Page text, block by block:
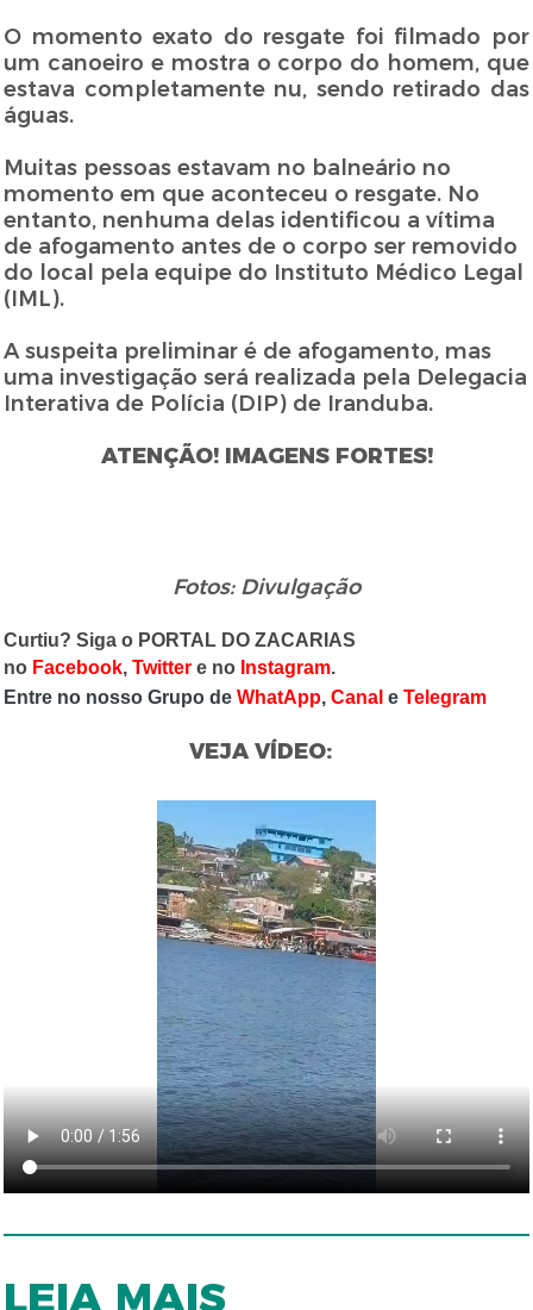
O momento exato do resgate foi filmado por
um canoeiro e mostra o corpo do homem, que
estava completamente nu, sendo retirado das
águas.
Muitas pessoas estavam no balneário no
momento em que aconteceu o resgate. No
entanto, nenhuma delas identificou a vítima
de afogamento antes de o corpo ser removido
do local pela equipe do Instituto Médico Legal
(IML).
A suspeita preliminar é de afogamento, mas
uma investigação será realizada pela Delegacia
Interativa de Polícia (DIP) de Iranduba.
ATENÇÃO! IMAGENS FORTES!
Fotos: Divulgação
Curtiu? Siga o PORTAL DO ZACARIAS
no Facebook,Twitter e no Instagram.
Entre no nosso Grupo deWhatApp,Canal eTelegram
VEJA VÍDEO:
LEIA MAIS